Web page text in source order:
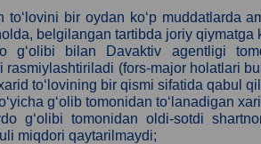
bir oydan ko‘p muddatlarda
belgilangan tartibda joriy qiymatga
g‘olibi bilan Davaktiv agentligi
(fors-major holatlari
to‘lovining bir qismi sifatida qabul
g‘olib tomonidan to‘lanadigan
g‘olibi tomonidan oldi-sotdi
miqdori qaytarilmaydi;